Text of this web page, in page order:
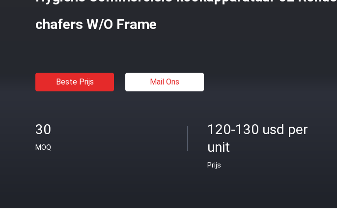
chafers W/O Frame
Beste Prijs Mail Ons
30
MOQ
120-130 usd per
unit
Prijs